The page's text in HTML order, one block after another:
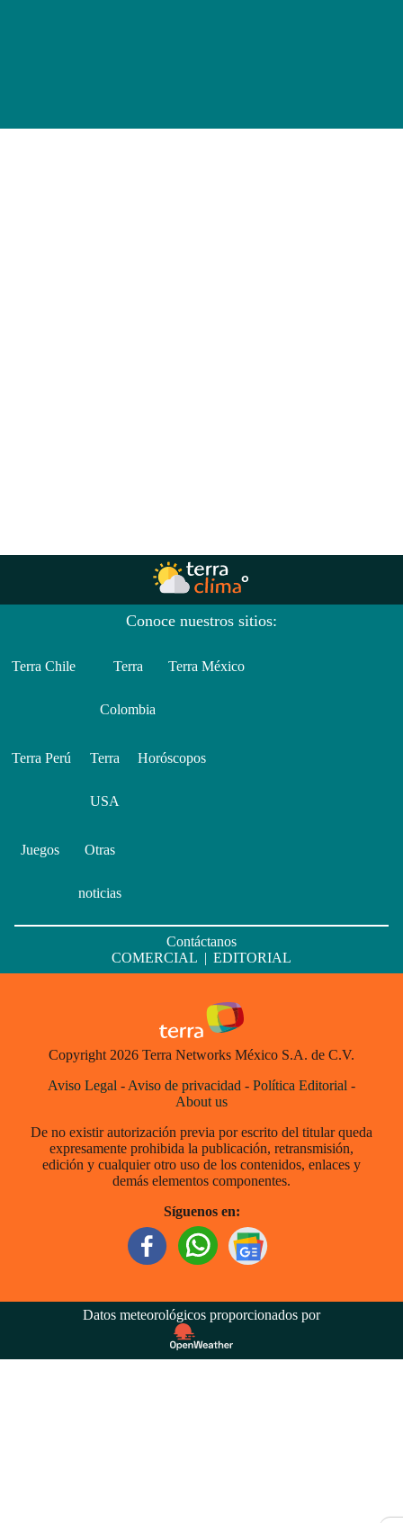
Conoce nuestros sitios:
Terra Chile Terra
Colombia
Terra México
Terra Perú Terra
USA
Horóscopos
Juegos Otras
noticias
Contáctanos
COMERCIAL | EDITORIAL
Copyright 2026 Terra Networks México S.A. de C.V.
Aviso Legal - Aviso de privacidad - Política Editorial -
About us
De no existir autorización previa por escrito del titular queda
expresamente prohibida la publicación, retransmisión,
edición y cualquier otro uso de los contenidos, enlaces y
demás elementos componentes.
Síguenos en:
Datos meteorológicos proporcionados por